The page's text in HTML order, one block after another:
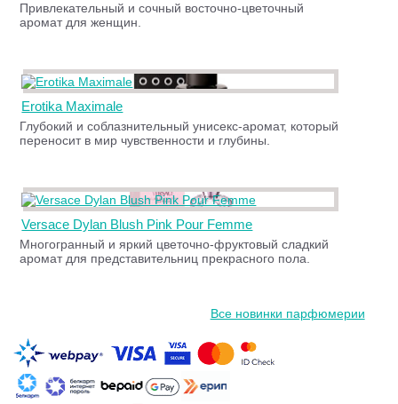
Привлекательный и сочный восточно-цветочный
аромат для женщин.
Erotika Maximale
Глубокий и соблазнительный унисекс-аромат, который
переносит в мир чувственности и глубины.
Versace Dylan Blush Pink Pour Femme
Многогранный и яркий цветочно-фруктовый сладкий
аромат для представительниц прекрасного пола.
Все новинки парфюмерии